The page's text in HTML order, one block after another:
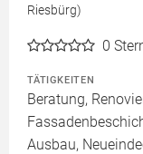
Riesbürg)
0
TÄTIGKEITEN
Beratung,
Ausbau,